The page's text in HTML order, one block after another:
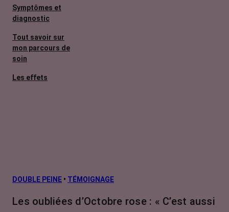
Symptômes et
diagnostic
Tout savoir sur
mon parcours de
soin
Les effets
L’après cancer
Traitements
contre le cancer
DOUBLE PEINE • TÉMOIGNAGE
Les oubliées d’Octobre rose : « C’est aussi